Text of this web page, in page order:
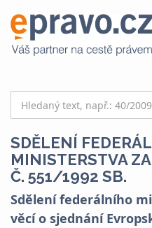
SDĚLENÍ
MINISTERSTVA
Č. 551/1992 SB.
Sdělení federálního
věcí o sjednání